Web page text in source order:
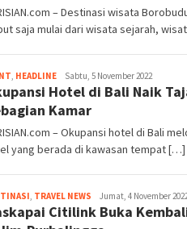
– Destinasi wisata
saja mulai dari wisata sejarah,
, HEADLINETim
Redaksi
Sabtu, 5 November 2022
Hotel di Bali Naik
Kamar
– Okupansi hotel di Bali
yang berada di kawasan tempat […]
, TRAVEL NEWS Tim
Redaksi
Jumat, 4 November
Citilink Buka